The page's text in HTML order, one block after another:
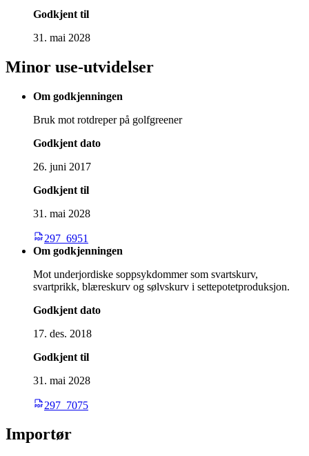
Godkjent til
31. mai 2028
Minor use-utvidelser
Om godkjenningen
Bruk mot rotdreper på golfgreener
Godkjent dato
26. juni 2017
Godkjent til
31. mai 2028
297_6951
Om godkjenningen
Mot underjordiske soppsykdommer som svartskurv,
svartprikk, blæreskurv og sølvskurv i settepotetproduksjon.
Godkjent dato
17. des. 2018
Godkjent til
31. mai 2028
297_7075
Importør